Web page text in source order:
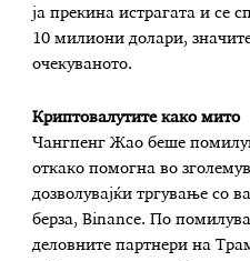
ја прекина истрагата и се
10 милиони долари,
очекуваното.
Криптовалутите како мито
Чангпенг Жао беше
откако помогна во
дозволувајќи тргување со
берза, Binance. По
деловните партнери на